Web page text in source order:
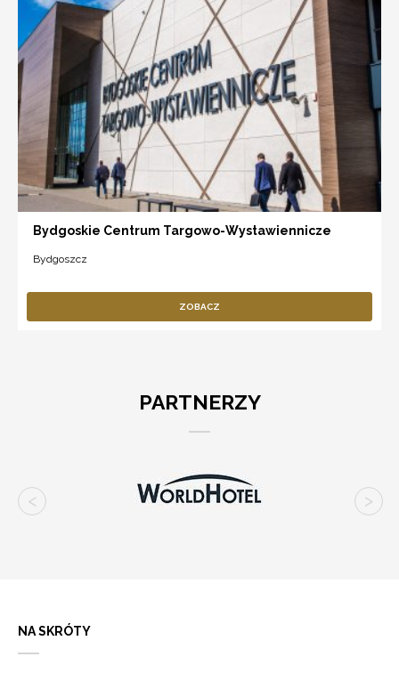
Bydgoskie Centrum Targowo-Wystawiennicze
Bydgoszcz
ZOBACZ
PARTNERZY
NA SKRÓTY